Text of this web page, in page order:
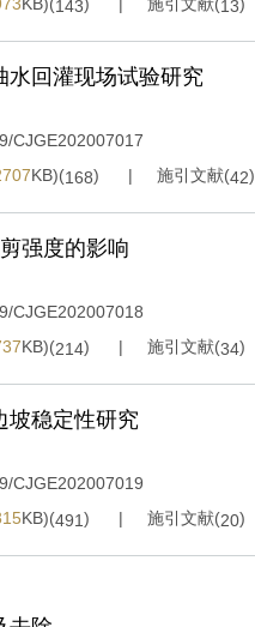
143 13
水回灌现场试验研究
CJGE202007017
KB)(168) 施引文献(42)
强度的影响
CJGE202007018
KB)(214) 施引文献(34)
坡稳定性研究
CJGE202007019
KB)(491) 施引文献(20)